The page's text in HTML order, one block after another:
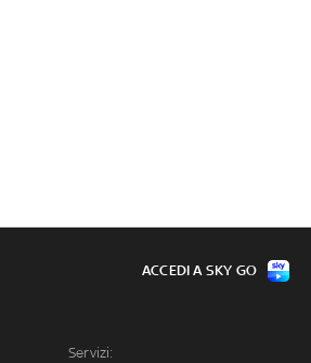
Servizi:
ACCEDI A SKY GO